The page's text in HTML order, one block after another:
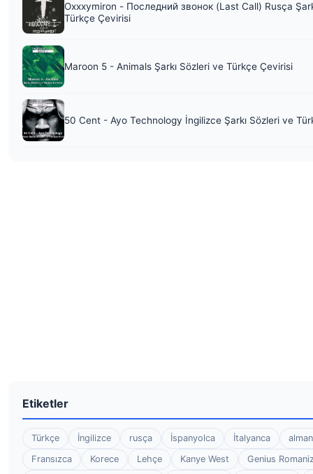
Oxxxymiron - Последний звонок (Last Call) Rusça
Türkçe Çevirisi
Maroon 5 - Animals Şarkı Sözleri ve Türkçe Çevirisi
50 Cent - Ayo Technology İngilizce Şarkı Sözleri ve
Etiketler
Türkçe İngilizce rusça İspanyolca İtalyanca
Fransızca
Korece Lehçe Kanye West Genius